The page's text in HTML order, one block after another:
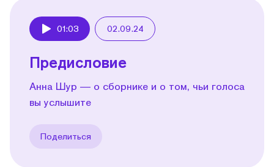
01:03 02.09.24
Предисловие
Анна Шур — о сборнике и о том, чьи голоса
вы услышите
Поделиться